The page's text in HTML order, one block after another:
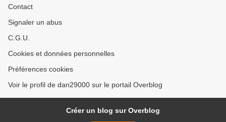
Contact
Signaler un abus
C.G.U.
Cookies et données personnelles
Préférences cookies
Voir le profil de dan29000 sur le portail Overblog
Créer un blog sur Overblog